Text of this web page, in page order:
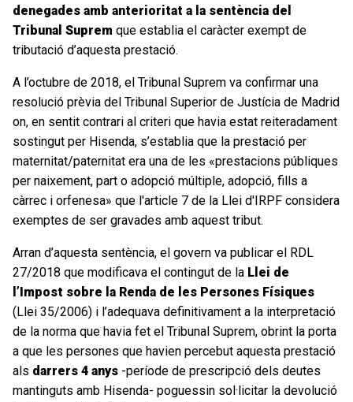
denegades amb anterioritat a la sentència del
Tribunal Suprem que establia el caràcter exempt de
tributació d’aquesta prestació.
A l’octubre de 2018, el Tribunal Suprem va confirmar una
resolució prèvia del Tribunal Superior de Justícia de Madrid
on, en sentit contrari al criteri que havia estat reiteradament
sostingut per Hisenda, s’establia que la prestació per
maternitat/paternitat era una de les «prestacions públiques
per naixement, part o adopció múltiple, adopció, fills a
càrrec i orfenesa» que l'article 7 de la Llei d'IRPF considera
exemptes de ser gravades amb aquest tribut.
Arran d’aquesta sentència, el govern va publicar el RDL
27/2018 que modificava el contingut de la Llei de
l’Impost sobre la Renda de les Persones Físiques
(Llei 35/2006) i l’adequava definitivament a la interpretació
de la norma que havia fet el Tribunal Suprem, obrint la porta
a que les persones que havien percebut aquesta prestació
als darrers 4 anys -període de prescripció dels deutes
mantinguts amb Hisenda- poguessin sol·licitar la devolució